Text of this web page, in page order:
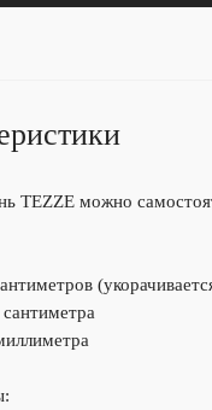
TEZZE можно